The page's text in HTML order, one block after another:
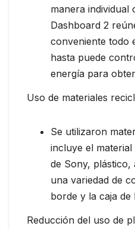
manera individual
Dashboard 2
conveniente todo
hasta puede
energía para
Uso de materiales
Se utilizaron
incluye el material
de Sony,
una variedad de
borde y la caja de
Reducción del uso de